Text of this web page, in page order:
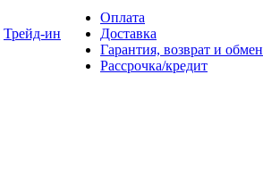
Трейд-ин
Оплата
Доставка
Гарантия, возврат и обмен
Рассрочка/кредит